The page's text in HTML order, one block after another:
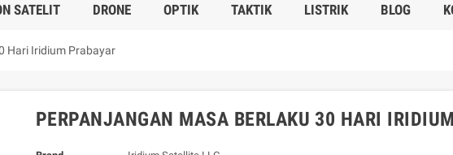
SATELIT DRONE OPTIK TAKTIK LISTRIK BLOG
Hari Iridium Prabayar
PERPANJANGAN MASA BERLAKU 30 HARI